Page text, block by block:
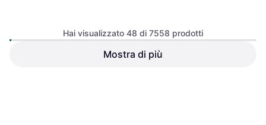
Polysphere Pompa Sabbia
Intex Pulitore Automatico per
Hai visualizzato 48 di 7558 prodotti
Mostra di più